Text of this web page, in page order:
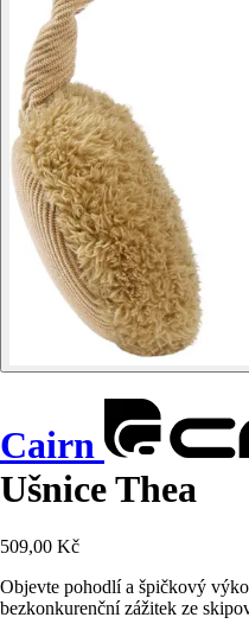
Cairn
Ušnice Thea
509,00 Kč
Objevte pohodlí a špičkový
bezkonkurenční zážitek ze